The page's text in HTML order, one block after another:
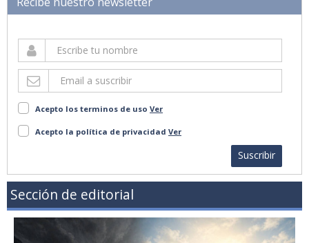
Acepto los terminos de uso Ver
Acepto la política de privacidad Ver
Suscribir
Sección de editorial